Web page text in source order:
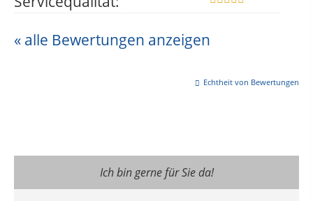
« alle Bewertungen anzeigen
Echtheit von Bewertungen
Ich bin gerne für Sie da!